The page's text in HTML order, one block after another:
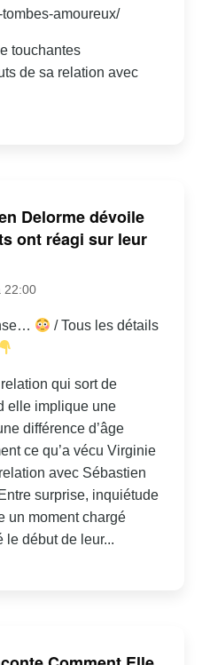
amoureux/
touchantes
de sa relation avec
Delorme dévoile
ont réagi sur leur
22:00
/ Tous les détails
qui sort de
elle implique une
différence d’âge
ce qu’a vécu Virginie
avec Sébastien
surprise, inquiétude
un moment chargé
le début de leur...